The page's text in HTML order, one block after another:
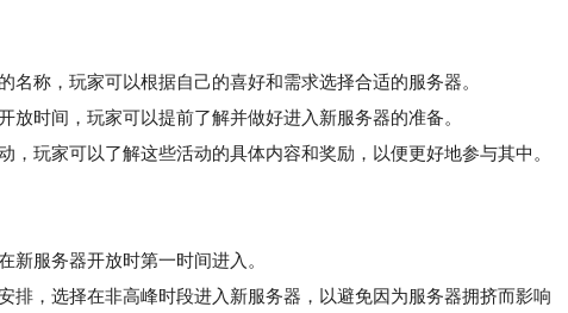
称，玩家可以根据自己的喜好和需求选择合适的服务器。
时间，玩家可以提前了解并做好进入新服务器的准备。
玩家可以了解这些活动的具体内容和奖励，以便更好地参与其中。
新服务器开放时第一时间进入。
，选择在非高峰时段进入新服务器，以避免因为服务器拥挤而影响